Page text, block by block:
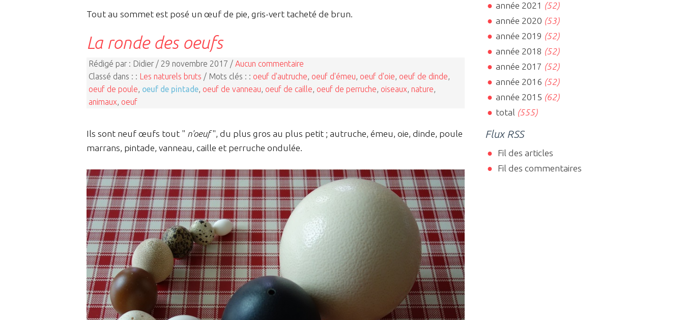
Tout au sommet est posé un œuf de pie, gris-vert tacheté de brun.
La ronde des oeufs
Rédigé par : Didier / 29 novembre 2017 / Aucun commentaire
Classé dans : : Les naturels bruts / Mots clés : : oeuf d'autruche, oeuf d'émeu, oeuf d'oie, oeuf de dinde,
oeuf de poule, oeuf de pintade, oeuf de vanneau, oeuf de caille, oeuf de perruche, oiseaux, nature,
animaux, oeuf
Ils sont neuf œufs tout " n'oeuf", du plus gros au plus petit ; autruche, émeu, oie, dinde, poule
marrans, pintade, vanneau, caille et perruche ondulée.
année 2021 (52)
année 2020 (53)
année 2019 (52)
année 2018 (52)
année 2017 (52)
année 2016 (52)
année 2015 (62)
total (555)
Flux RSS
Fil des articles
Fil des commentaires